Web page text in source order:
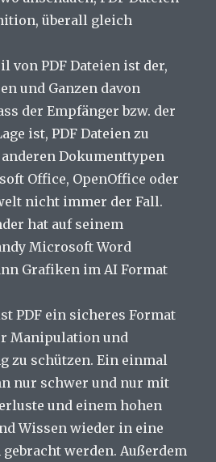
überall gleich
von PDF Dateien ist der,
und Ganzen davon
der Empfänger bzw. der
ist, PDF Dateien zu
Dokumenttypen
Office, OpenOffice oder
nicht immer der Fall.
hat auf seinem
Microsoft Word
Grafiken im AI Format
PDF ein sicheres Format
Manipulation und
zu schützen. Ein einmal
nur schwer und nur mit
und einem hohen
Wissen wieder in eine
werden. Außerdem